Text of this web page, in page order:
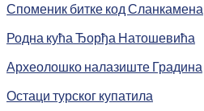
Споменик битке код Сланкамена
Родна кућа Ђорђа Натошевића
Археолошко налазиште Градина
Остаци турског купатила